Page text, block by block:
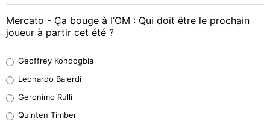
Mercato - Ça bouge à l’OM : Qui doit être le prochain
joueur à partir cet été ?
38%
32%
Geoffrey Kondogbia
Leonardo Balerdi
Geronimo Rulli
Quinten Timber